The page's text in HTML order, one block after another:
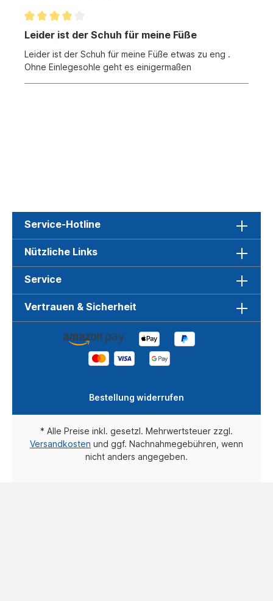
Leider ist der Schuh für meine Füße
Leider ist der Schuh für meine Füße etwas zu eng .
Ohne Einlegesohle geht es einigermaßen
Service-Hotline
Nützliche Links
Service
Vertrauen & Sicherheit
Bestellung widerrufen
* Alle Preise inkl. gesetzl. Mehrwertsteuer zzgl.
Versandkosten und ggf. Nachnahmegebühren, wenn
nicht anders angegeben.